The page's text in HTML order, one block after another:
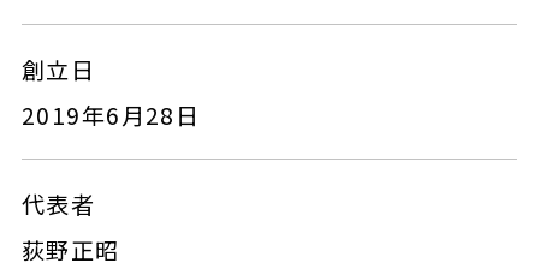
創立日
2019年6月28日
代表者
荻野正昭